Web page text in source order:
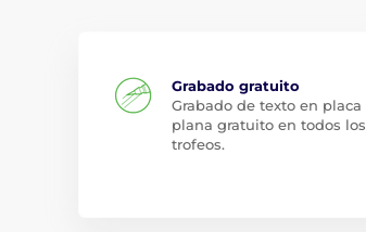
Grabado gratuito
Grabado de texto en placa
plana gratuito en todos los
trofeos.